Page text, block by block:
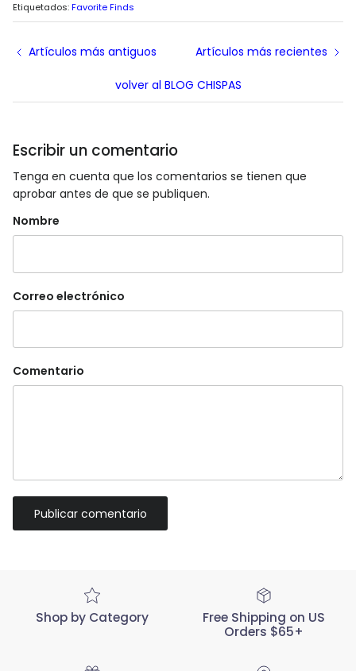
Etiquetados:Favorite Finds
Artículos más antiguos
volver al BLOG CHISPAS
Artículos más recientes
Escribir un comentario
Tenga en cuenta que los comentarios se tienen que
aprobar antes de que se publiquen.
Nombre
Correo electrónico
Comentario
Publicar comentario
Shop by Category
Free Shipping on US
Orders $65+